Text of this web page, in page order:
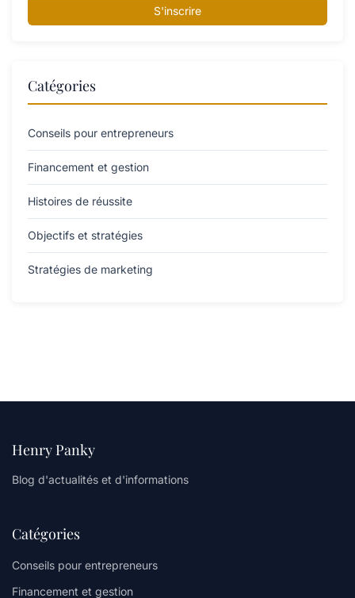
S'inscrire
Catégories
Conseils pour entrepreneurs
Financement et gestion
Histoires de réussite
Objectifs et stratégies
Stratégies de marketing
Henry Panky
Blog d'actualités et d'informations
Catégories
Conseils pour entrepreneurs
Financement et gestion